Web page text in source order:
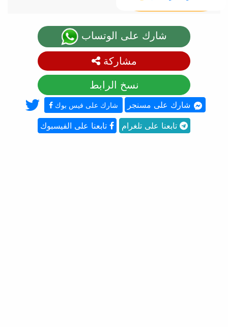
شارك على الوتساب
مشاركة
نسخ الرابط
شارك على فيس بوك شارك على مسنجر
تابعنا على الفيسبوك تابعنا على تلغرام